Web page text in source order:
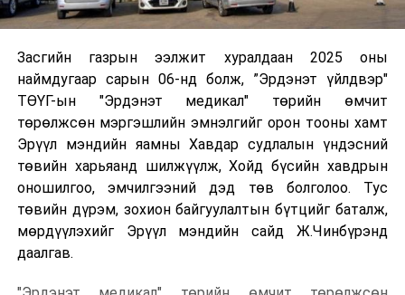
Засгийн газрын ээлжит хуралдаан 2025 оны
наймдугаар сарын 06-нд болж, ”Эрдэнэт үйлдвэр"
ТӨҮГ-ын "Эрдэнэт медикал" төрийн өмчит
төрөлжсөн мэргэшлийн эмнэлгийг орон тооны хамт
Эрүүл мэндийн яамны Хавдар судлалын үндэсний
төвийн харьяанд шилжүүлж, Хойд бүсийн хавдрын
оношилгоо, эмчилгээний дэд төв болголоо. Тус
төвийн дүрэм, зохион байгуулалтын бүтцийг баталж,
мөрдүүлэхийг Эрүүл мэндийн сайд Ж.Чинбүрэнд
даалгав.